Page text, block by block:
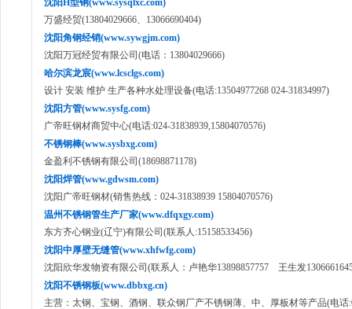
沈阳H型钢(www.sysqlxc.com)
万盛经贸(13804029666、13066690404)
沈阳角钢经销(www.sywgjm.com)
沈阳万冠经贸有限公司(电话：13804029666)
哈尔滨龙宸(www.lcsclgs.com)
设计 安装 维护 生产各种水处理设备(电话:13504977268 024-31834997)
沈阳方管(www.sysfg.com)
广帝旺钢材商贸中心(电话:024-31838939,15804070576)
不锈钢棒(www.sysbxg.com)
金盈利不锈钢有限公司(18698871178)
沈阳焊管(www.gdwsm.com)
沈阳广帝旺钢材(销售热线：024-31838939 15804070576)
温州不锈钢管生产厂家(www.dfqxgy.com)
东方齐心钢业(辽宁)有限公司(联系人:15158533456)
沈阳中厚壁无缝管(www.xhfwfg.com)
沈阳欣华发物资有限公司(联系人：卢艳华13898857757 王生发
沈阳不锈钢板(www.dbbxg.cn)
主营：太钢、宝钢、酒钢、联众钢厂产不锈钢薄、中、厚板材等产品(电话